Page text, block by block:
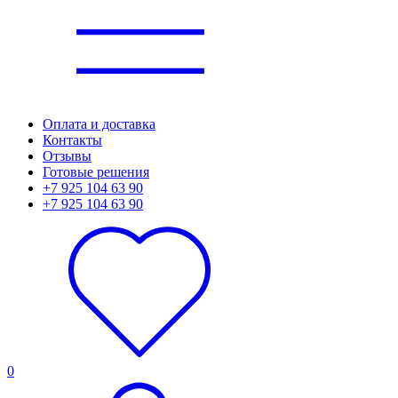
Оплата и доставка
Контакты
Отзывы
Готовые решения
+7 925 104 63 90
+7 925 104 63 90
0